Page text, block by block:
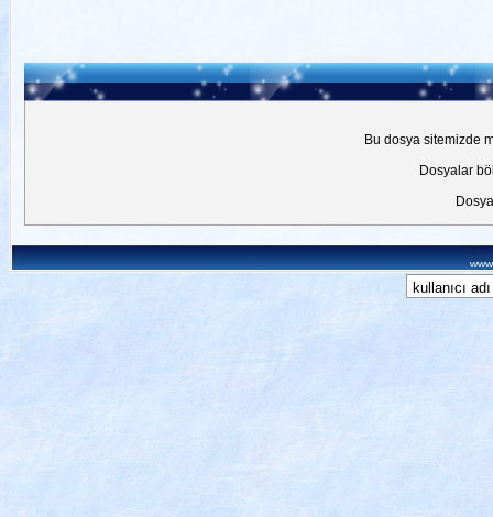
Bu dosya sitemizde
Dosyalar